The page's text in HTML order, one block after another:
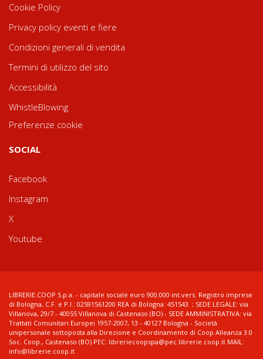
Cookie Policy
Privacy policy eventi e fiere
Condizioni generali di vendita
Termini di utilizzo del sito
Accessibilità
WhistleBlowing
Preferenze cookie
SOCIAL
Facebook
Instagram
X
Youtube
LIBRERIE.COOP S.p.a. - capitale sociale euro 900.000 int.vers. Registro imprese
di Bologna, C.F. e P.I.: 02591561200 REA di Bologna: 451543 ; SEDE LEGALE: via
Villanova, 29/7 - 40055 Villanova di Castenaso (BO) - SEDE AMMINISTRATIVA: via
Trattati Comunitari Europei 1957-2007, 13 - 40127 Bologna - Società
unipersonale sottoposta alla Direzione e Coordinamento di Coop Alleanza 3.0
Soc. Coop., Castenaso (BO) PEC: libreriecoopspa@pec.librerie.coop.it MAIL:
info@librerie.coop.it